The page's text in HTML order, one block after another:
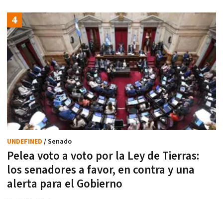
Pelea voto a voto por la Ley de Tierras:
los senadores a favor, en contra y una
alerta para el Gobierno
UNDEFINED / Senado